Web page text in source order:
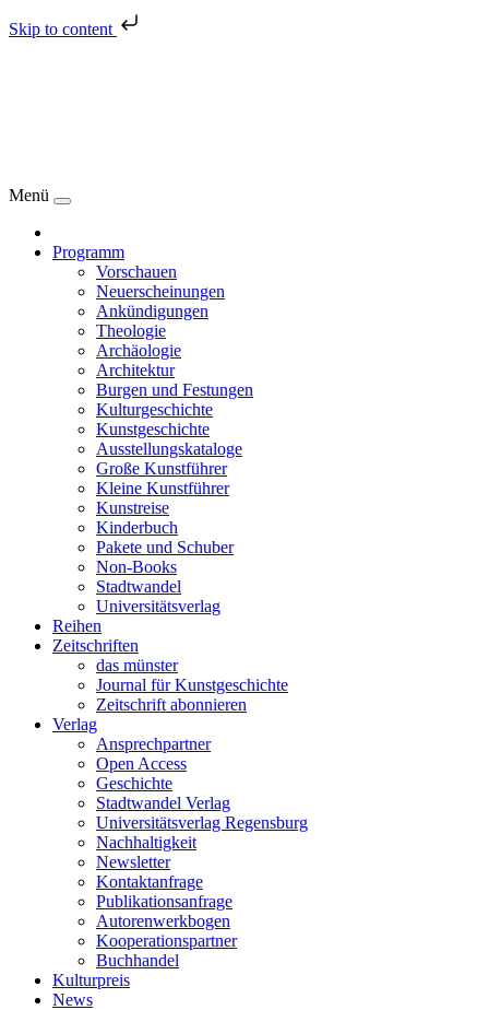
Skip to content
Menü
Programm
Vorschauen
Neuerscheinungen
Ankündigungen
Theologie
Archäologie
Architektur
Burgen und Festungen
Kulturgeschichte
Kunstgeschichte
Ausstellungskataloge
Große Kunstführer
Kleine Kunstführer
Kunstreise
Kinderbuch
Pakete und Schuber
Non-Books
Stadtwandel
Universitätsverlag
Reihen
Zeitschriften
das münster
Journal für Kunstgeschichte
Zeitschrift abonnieren
Verlag
Ansprechpartner
Open Access
Geschichte
Stadtwandel Verlag
Universitätsverlag Regensburg
Nachhaltigkeit
Newsletter
Kontaktanfrage
Publikationsanfrage
Autorenwerkbogen
Kooperationspartner
Buchhandel
Kulturpreis
News